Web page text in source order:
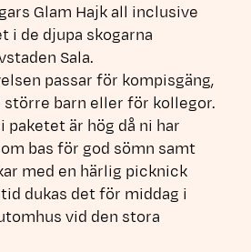
Glam Hajk all inclusive
i de djupa skogarna
Sala.
passar för kompisgäng,
barn eller för kollegor.
paketet är hög då ni har
bas för god sömn samt
med en härlig picknick
dukas det för middag i
vid den stora